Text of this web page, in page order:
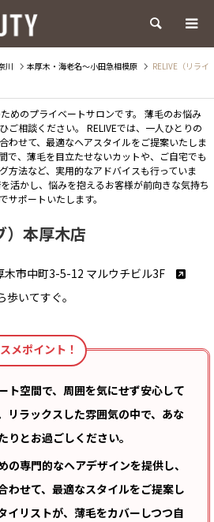
検索
川 本厚木・海老名～小田急相模原
RELIVE（リライ
めのプライベートサロンです。 薄毛のお悩み
ご相談ください。 RELIVEでは、一人ひとりの
わせて、最適なヘアスタイルをご提案いたしま
で、薄毛を目立たせないカットや、ご自宅でも
方法など、実用的なアドバイスも行っていま
活かし、悩みを抱えるお客様が前向きな気持ち
サポートいたします。
）本厚木店
木市中町3-5-12 マルウチビル3F
いてすぐ。
ト空間で、周囲を気にせず安心して
リラックスした雰囲気の中で、あな
りとお過ごしください。
の専門的なヘアデザインを提供し、
わせて、最適なスタイルをご提案し
イリストが、薄毛をカバーしつつ自